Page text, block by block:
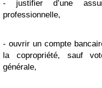
- justifier d’une
professionnelle,
- ouvrir un compte
la copropriété, sauf
générale,